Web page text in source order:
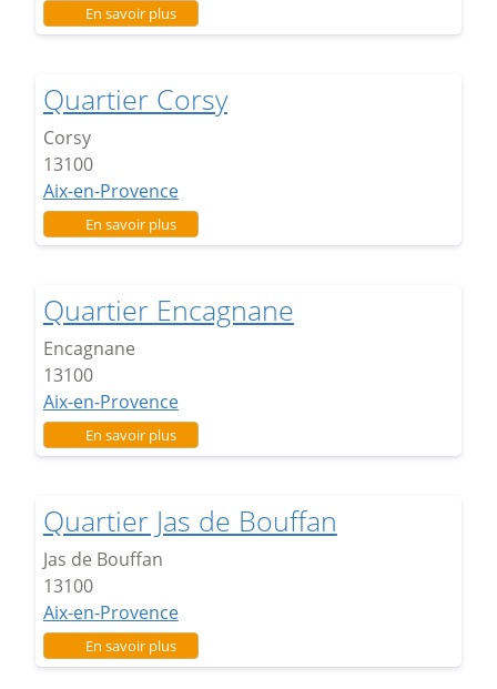
En savoir plussur Quartier Politique de la Ville
Quartier Corsy
Corsy
13100
Aix-en-Provence
En savoir plussur Quartier Corsy
Quartier Encagnane
Encagnane
13100
Aix-en-Provence
En savoir plussur Quartier Encagnane
Quartier Jas de Bouffan
Jas de Bouffan
13100
Aix-en-Provence
En savoir plussur Quartier Jas de Bouffan